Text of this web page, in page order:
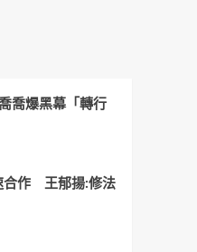
喬爆黑幕「轉行
合作 王郁揚:修法